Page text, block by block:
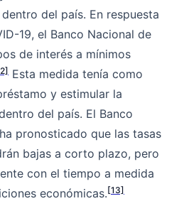
del país. En respuesta
19, el Banco Nacional de
de interés a mínimos
Esta medida tenía como
y estimular la
del país. El Banco
pronosticado que las tasas
bajas a corto plazo, pero
con el tiempo a medida
económicas.[13]